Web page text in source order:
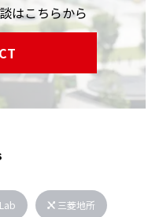
はこちらから
三菱地所